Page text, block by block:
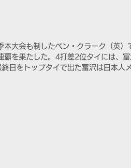
大会も制したベン・クラーク（英）
を果たした。4打差2位タイには、
日をトップタイで出た冨沢は日本人